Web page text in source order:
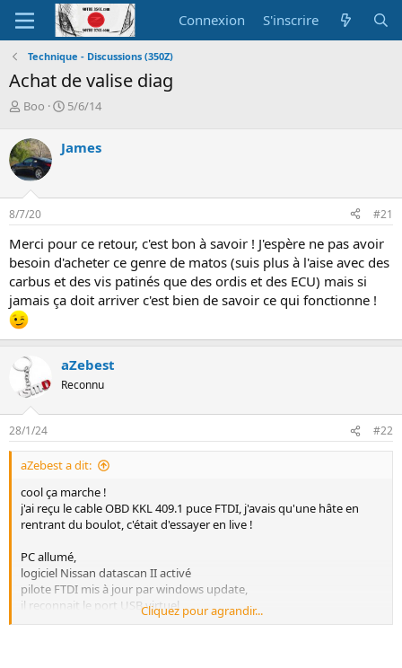
Connexion S'inscrire
Technique - Discussions (350Z)
Achat de valise diag
A
t
e
u
r
d
e
a
d
i
s
c
u
s
i
o
n
Boo
D
e
d
u
t
5/6/14
James
8/7/20 #21
Merci pour ce retour, c'est bon à savoir ! J'espère ne pas avoir
besoin d'acheter ce genre de matos (suis plus à l'aise avec des
carbus et des vis patinés que des ordis et des ECU) mais si
jamais ça doit arriver c'est bien de savoir ce qui fonctionne !
aZebest
Reconnu
28/1/24 #22
aZebest a dit:
cool ça marche !
j'ai reçu le cable OBD KKL 409.1 puce FTDI, j'avais qu'une hâte en
rentrant du boulot, c'était d'essayer en live !
PC allumé,
logiciel Nissan datascan II activé
pilote FTDI mis à jour par windows update,
il reconnait le port USB virtuel
je branche le cable OBD 16broches dans la Z
Cliquez pour agrandir...